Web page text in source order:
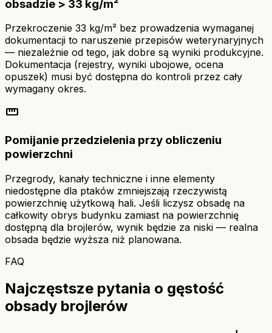
obsadzie > 33 kg/m²
Przekroczenie 33 kg/m² bez prowadzenia wymaganej
dokumentacji to naruszenie przepisów weterynaryjnych
— niezależnie od tego, jak dobre są wyniki produkcyjne.
Dokumentacja (rejestry, wyniki ubojowe, ocena
opuszek) musi być dostępna do kontroli przez cały
wymagany okres.
straighten
Pomijanie przedzielenia przy obliczeniu
powierzchni
Przegrody, kanały techniczne i inne elementy
niedostępne dla ptaków zmniejszają rzeczywistą
powierzchnię użytkową hali. Jeśli liczysz obsadę na
całkowity obrys budynku zamiast na powierzchnię
dostępną dla brojlerów, wynik będzie za niski — realna
obsada będzie wyższa niż planowana.
FAQ
Najczęstsze pytania o gęstość
obsady brojlerów